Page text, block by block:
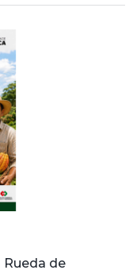
Rueda de